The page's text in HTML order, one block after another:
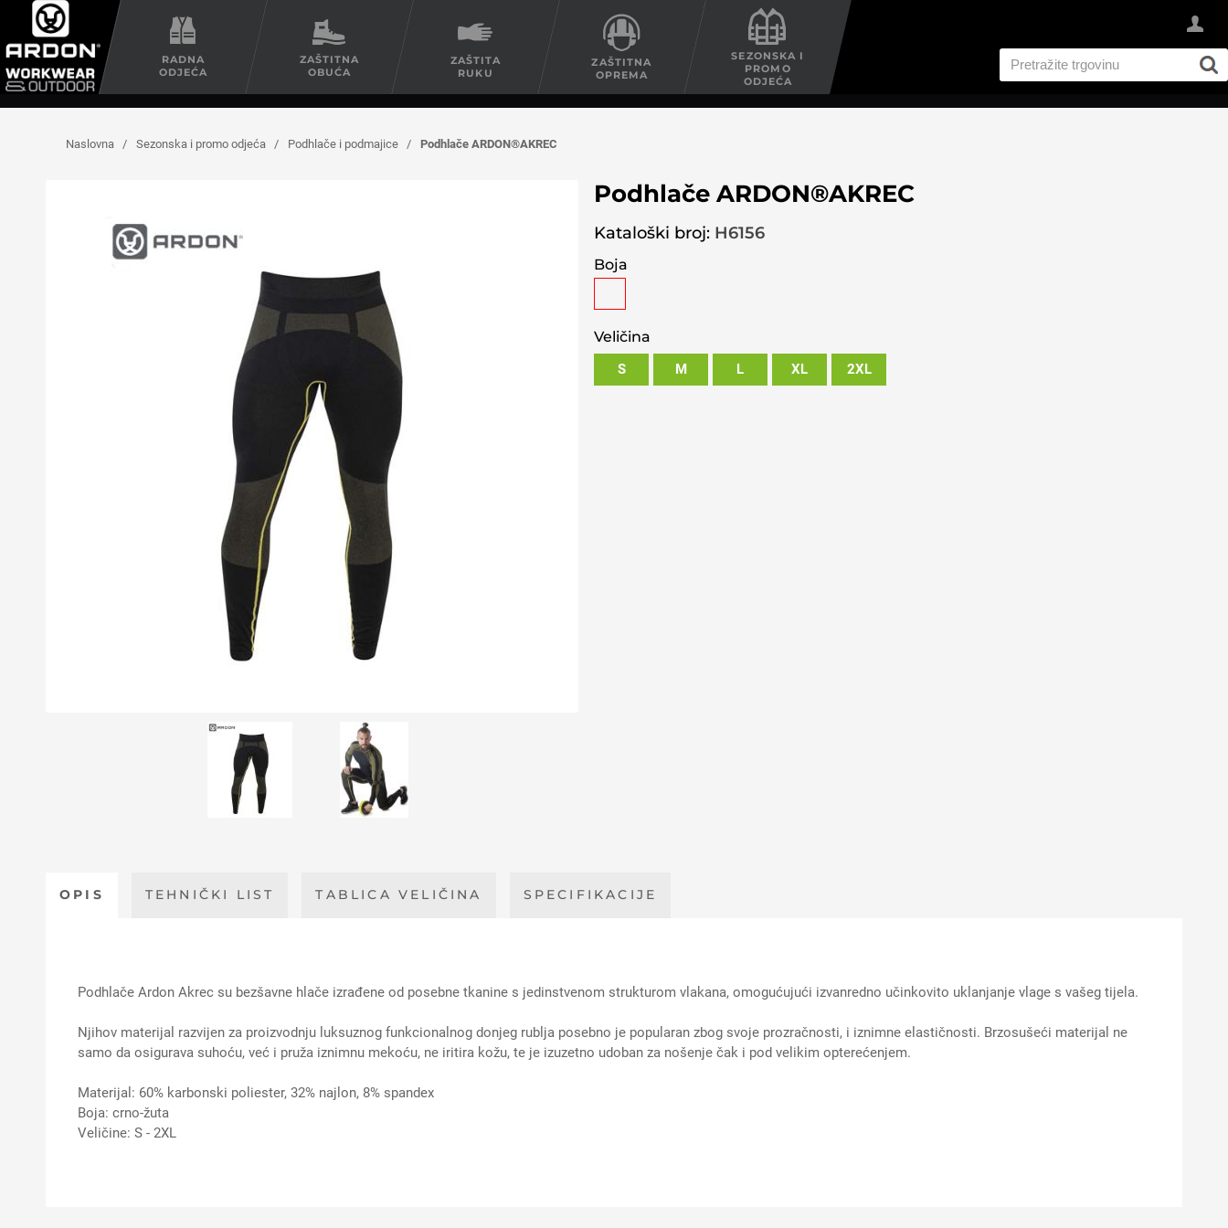
RADNA
ODJEĆA
ZAŠTITNA
OBUĆA
ZAŠTITA
RUKU
ZAŠTITNA
OPREMA
SEZONSKA I
PROMO
ODJEĆA
Naslovna / Sezonska i promo odjeća / Podhlače i podmajice / Podhlače ARDON®AKREC
Podhlače ARDON®AKREC
Kataloški broj: H6156
Boja
Veličina
S M L XL 2XL
OPIS TEHNIČKI LIST TABLICA VELIČINA SPECIFIKACIJE
Podhlače Ardon Akrec su bezšavne hlače izrađene od posebne tkanine s jedinstvenom strukturom vlakana, omogućujući izvanredno učinkovito uklanjanje vlage s vašeg tijela.
Njihov materijal razvijen za proizvodnju luksuznog funkcionalnog donjeg rublja posebno je popularan zbog svoje prozračnosti, i iznimne elastičnosti. Brzosušeći materijal ne
samo da osigurava suhoću, već i pruža iznimnu mekoću, ne iritira kožu, te je izuzetno udoban za nošenje čak i pod velikim opterećenjem.
Materijal: 60% karbonski poliester, 32% najlon, 8% spandex
Boja: crno-žuta
Veličine: S - 2XL